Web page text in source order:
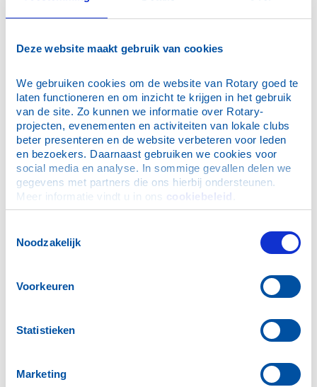
Deze website maakt gebruik van cookies
We gebruiken cookies om de website van Rotary goed te
laten functioneren en om inzicht te krijgen in het gebruik
van de site. Zo kunnen we informatie over Rotary-
projecten, evenementen en activiteiten van lokale clubs
beter presenteren en de website verbeteren voor leden
en bezoekers. Daarnaast gebruiken we cookies voor
social media en analyse. In sommige gevallen delen we
gegevens met partners die ons hierbij ondersteunen.
Meer informatie vindt u in ons cookiebeleid
Noodzakelijk
Voorkeuren
Statistieken
Marketing
Inloggen
Wachtwoord*
Dit is mijn privécomputer, onthoud mijn login (je blijft
maximaal 30 dagen ingelogd)
N.B. De inloggegevens zijn ook geldig voor de Rotary
Hulp bij inloggen
Vraag dan eerst